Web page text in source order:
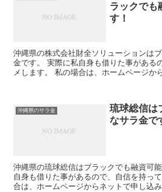
ラックでも
す！
沖縄県の株式会社財全ソリューションは
金です。 実際に私自身も借りた事がある
メします。 私の場合は、ホームページか
沖縄県のサラ金
琉球総信は
なサラ金で
沖縄県の琉球総信はブラックでも融資可
自身も借りた事があるので、自信を持っ
合は、ホームページからネットで申し込